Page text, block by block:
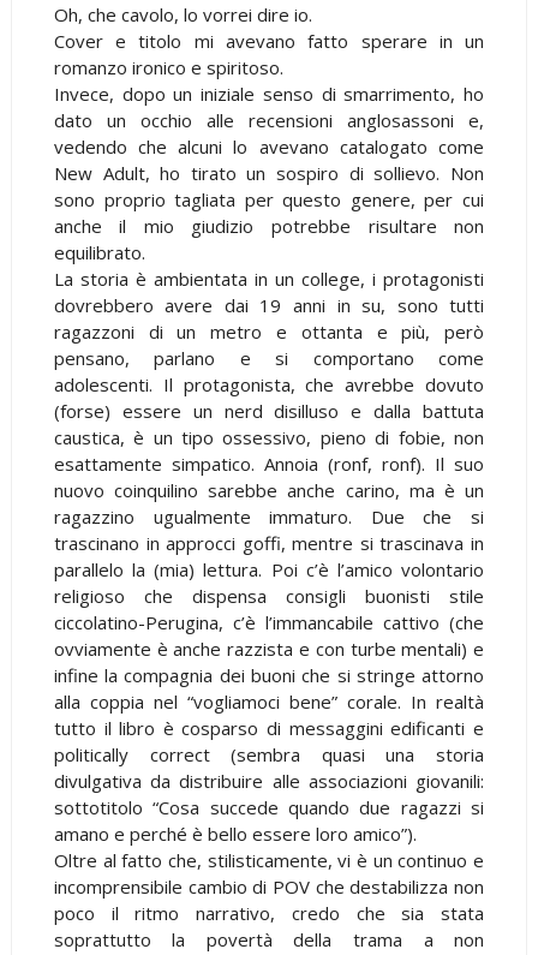
Oh, che cavolo, lo vorrei dire io.
Cover e titolo mi avevano fatto sperare in un
romanzo ironico e spiritoso.
Invece, dopo un iniziale senso di smarrimento, ho
dato un occhio alle recensioni anglosassoni e,
vedendo che alcuni lo avevano catalogato come
New Adult, ho tirato un sospiro di sollievo. Non
sono proprio tagliata per questo genere, per cui
anche il mio giudizio potrebbe risultare non
equilibrato.
La storia è ambientata in un college, i protagonisti
dovrebbero avere dai 19 anni in su, sono tutti
ragazzoni di un metro e ottanta e più, però
pensano, parlano e si comportano come
adolescenti. Il protagonista, che avrebbe dovuto
(forse) essere un nerd disilluso e dalla battuta
caustica, è un tipo ossessivo, pieno di fobie, non
esattamente simpatico. Annoia (ronf, ronf). Il suo
nuovo coinquilino sarebbe anche carino, ma è un
ragazzino ugualmente immaturo. Due che si
trascinano in approcci goffi, mentre si trascinava in
parallelo la (mia) lettura. Poi c’è l’amico volontario
religioso che dispensa consigli buonisti stile
ciccolatino-Perugina, c’è l’immancabile cattivo (che
ovviamente è anche razzista e con turbe mentali) e
infine la compagnia dei buoni che si stringe attorno
alla coppia nel “vogliamoci bene” corale. In realtà
tutto il libro è cosparso di messaggini edificanti e
politically correct (sembra quasi una storia
divulgativa da distribuire alle associazioni giovanili:
sottotitolo “Cosa succede quando due ragazzi si
amano e perché è bello essere loro amico”).
Oltre al fatto che, stilisticamente, vi è un continuo e
incomprensibile cambio di POV che destabilizza non
poco il ritmo narrativo, credo che sia stata
soprattutto la povertà della trama a non